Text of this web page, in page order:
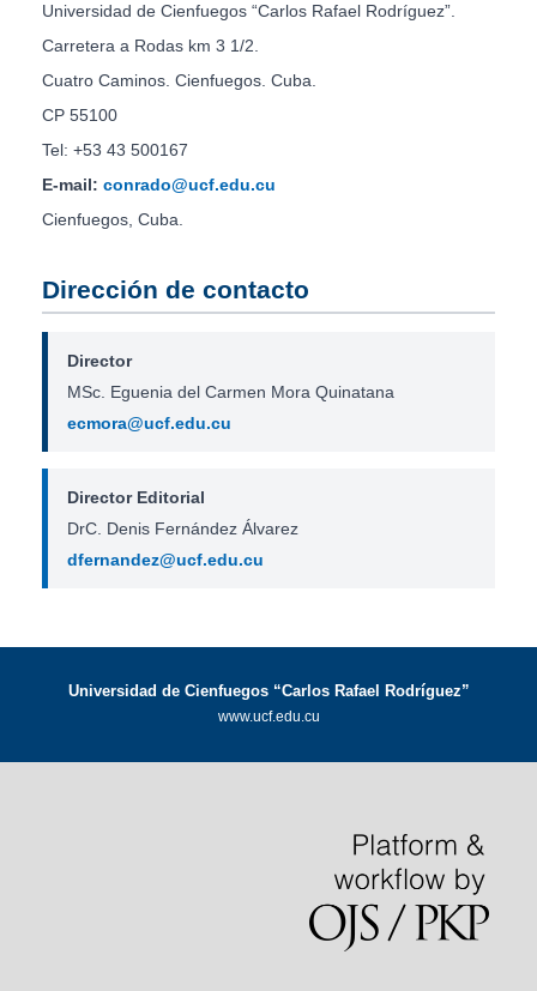
Universidad de Cienfuegos “Carlos Rafael Rodríguez”.
Carretera a Rodas km 3 1/2.
Cuatro Caminos. Cienfuegos. Cuba.
CP 55100
Tel: +53 43 500167
E-mail: conrado@ucf.edu.cu
Cienfuegos, Cuba.
Dirección de contacto
Director
MSc. Eguenia del Carmen Mora Quinatana
ecmora@ucf.edu.cu
Director Editorial
DrC. Denis Fernández Álvarez
dfernandez@ucf.edu.cu
Universidad de Cienfuegos “Carlos Rafael Rodríguez”
www.ucf.edu.cu